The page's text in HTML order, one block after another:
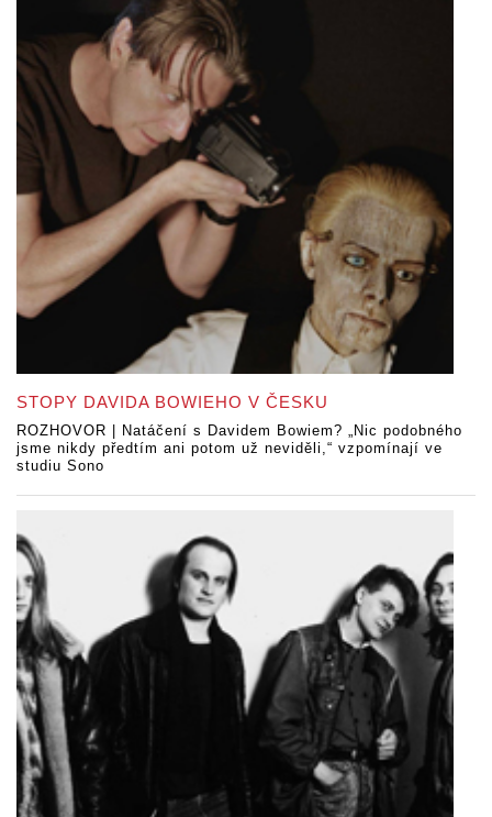
STOPY DAVIDA BOWIEHO V ČESKU
ROZHOVOR | Natáčení s Davidem Bowiem? „Nic podobného
jsme nikdy předtím ani potom už neviděli,“ vzpomínají ve
studiu Sono